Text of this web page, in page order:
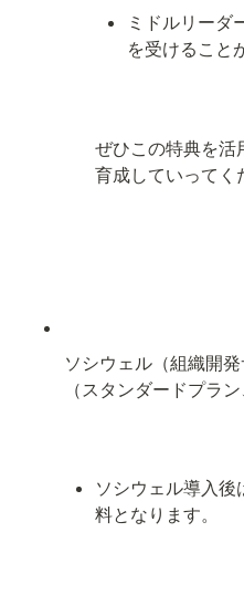
ミドルリーダ
を受けること
ぜひこの特典を活
育成していってく
ソシウェル（組織開
（スタンダードプラ
ソシウェル導入後
料となります。